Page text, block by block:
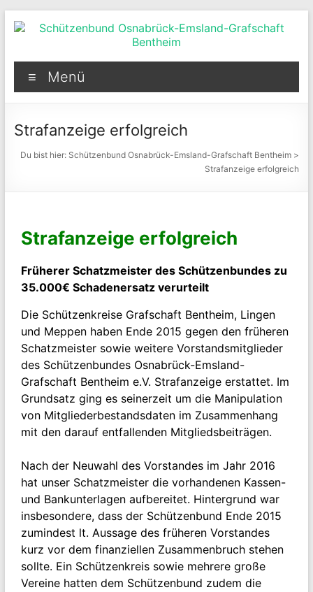
Menü
Strafanzeige erfolgreich
Du bist hier: Schützenbund Osnabrück-Emsland-Grafschaft Bentheim >
Strafanzeige erfolgreich
Strafanzeige erfolgreich
Früherer Schatzmeister des Schützenbundes zu
35.000€ Schadenersatz verurteilt
Die Schützenkreise Grafschaft Bentheim, Lingen
und Meppen haben Ende 2015 gegen den früheren
Schatzmeister sowie weitere Vorstandsmitglieder
des Schützenbundes Osnabrück-Emsland-
Grafschaft Bentheim e.V. Strafanzeige erstattet. Im
Grundsatz ging es seinerzeit um die Manipulation
von Mitgliederbestandsdaten im Zusammenhang
mit den darauf entfallenden Mitgliedsbeiträgen.
Nach der Neuwahl des Vorstandes im Jahr 2016
hat unser Schatzmeister die vorhandenen Kassen-
und Bankunterlagen aufbereitet. Hintergrund war
insbesondere, dass der Schützenbund Ende 2015
zumindest lt. Aussage des früheren Vorstandes
kurz vor dem finanziellen Zusammenbruch stehen
sollte. Ein Schützenkreis sowie mehrere große
Vereine hatten dem Schützenbund zudem die